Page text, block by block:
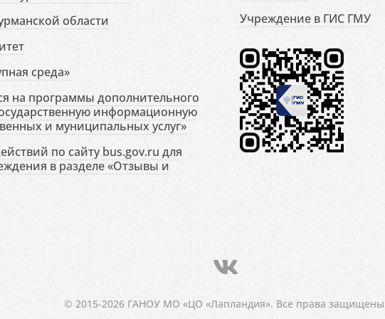
области
среда»
на программы дополнительного
информационную
и муниципальных услуг»
по сайту bus.gov.ru для
в разделе «Отзывы и
Учреждение в ГИС ГМУ
© 2015-2026 ГАНОУ МО «ЦО «Лапландия». Все права